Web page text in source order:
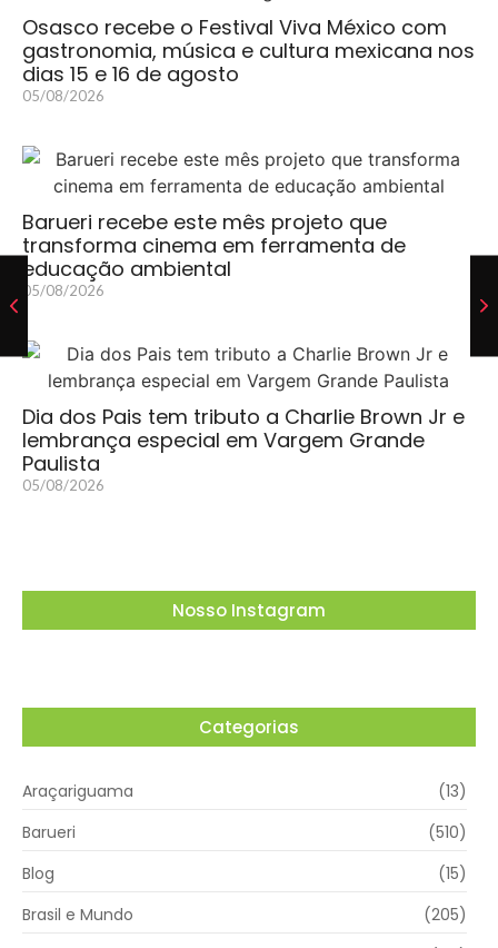
Osasco recebe o Festival Viva México com
gastronomia, música e cultura mexicana nos
dias 15 e 16 de agosto
05/08/2026
Barueri recebe este mês projeto que
transforma cinema em ferramenta de
educação ambiental
05/08/2026
Dia dos Pais tem tributo a Charlie Brown Jr e
lembrança especial em Vargem Grande
Paulista
05/08/2026
Nosso Instagram
Categorias
Araçariguama
(13)
Barueri
(510)
Blog
(15)
Brasil e Mundo
(205)